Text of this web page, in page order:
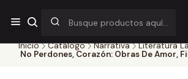
¡Por pocos días! Despacho a $1.000 en RM
$38.000
Inicio Catálogo Narrativa
Literatura
No Perdones, Corazón: Obras De Amor,